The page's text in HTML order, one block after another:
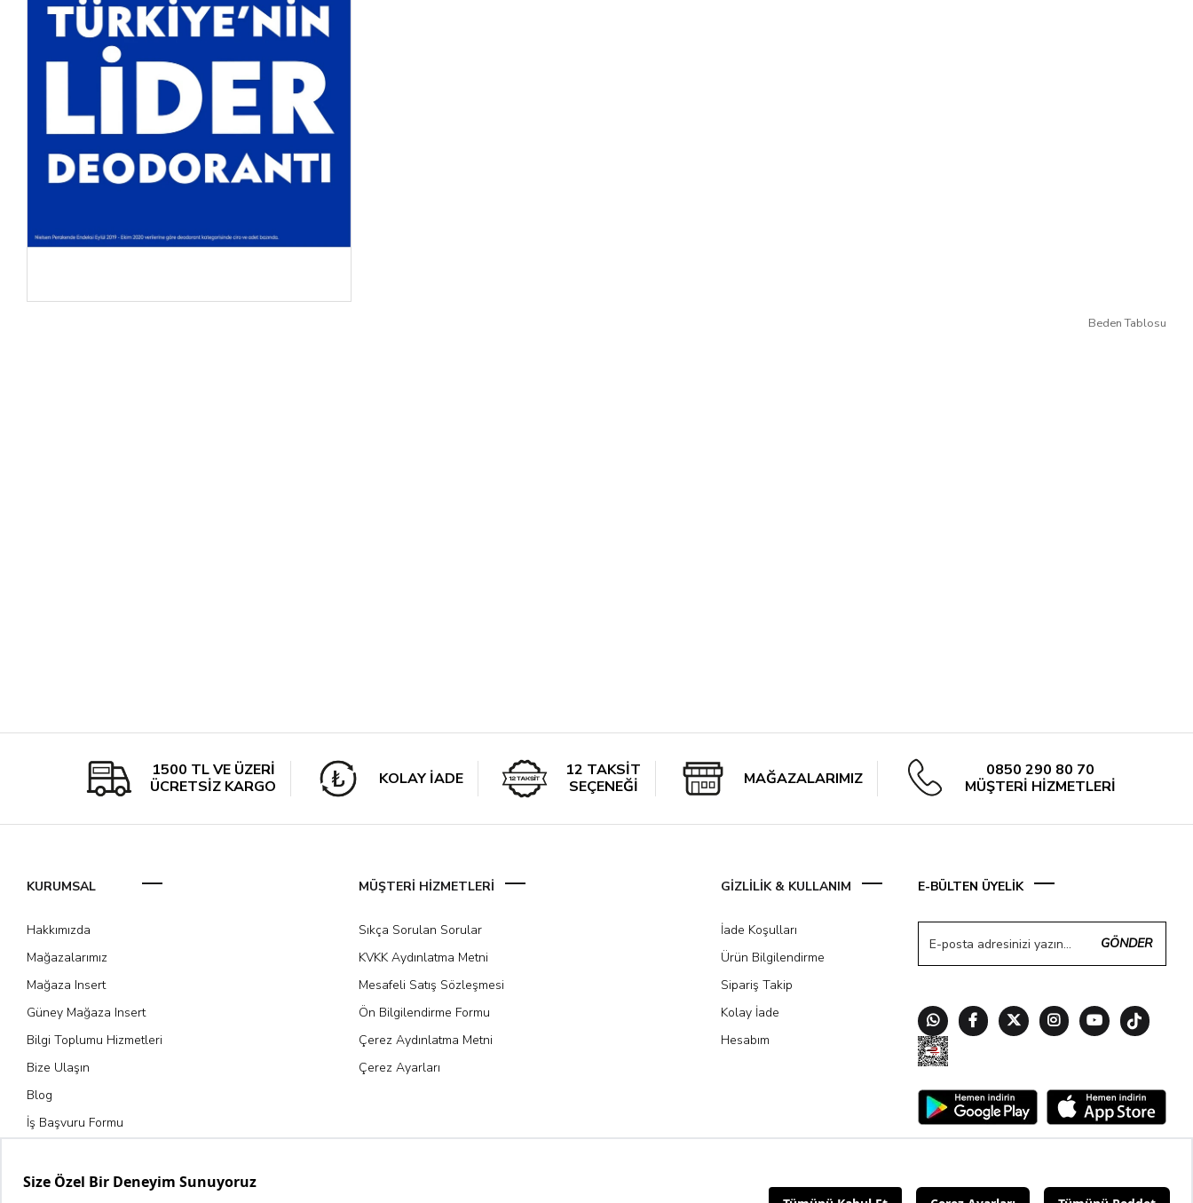
Beden Tablosu
1500 TL VE ÜZERİ
ÜCRETSİZ KARGO
KOLAY İADE
12 TAKSİT
SEÇENEĞİ
MAĞAZALARIMIZ
0850 290 80 70
MÜŞTERİ HİZMETLERİ
KURUMSAL
Hakkımızda
Mağazalarımız
Mağaza Insert
Güney Mağaza Insert
Bilgi Toplumu Hizmetleri
Bize Ulaşın
Blog
İş Başvuru Formu
MÜŞTERİ HİZMETLERİ
Sıkça Sorulan Sorular
KVKK Aydınlatma Metni
Mesafeli Satış Sözleşmesi
Ön Bilgilendirme Formu
Çerez Aydınlatma Metni
Çerez Ayarları
GİZLİLİK & KULLANIM
İade Koşulları
Ürün Bilgilendirme
Sipariş Takip
Kolay İade
Hesabım
E-BÜLTEN ÜYELİK
GÖNDER